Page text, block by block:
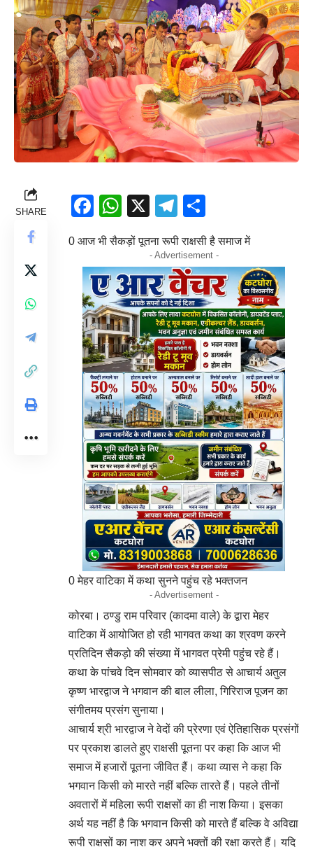
SHARE Facebook
WhatsApp
X Telegram
0 आज भी सैकड़ों पूतना रूपी राक्षसी है समाज में
- Advertisement -
0 मेहर वाटिका में कथा सुनने पहुंच रहे भक्तजन
- Advertisement -
कोरबा। ठण्डु राम परिवार (कादमा वाले) के द्वारा मेहर
वाटिका में आयोजित हो रही भागवत कथा का श्रवण करने
प्रतिदिन सैकड़ो की संख्या में भागवत प्रेमी पहुंच रहे हैं।
कथा के पांचवे दिन सोमवार को व्यासपीठ से आचार्य अतुल
कृष्ण भारद्वाज ने भगवान की बाल लीला, गिरिराज पूजन का
संगीतमय प्रसंग सुनाया।
आचार्य श्री भारद्वाज ने वेदों की प्रेरणा एवं ऐतिहासिक प्रसंगों
पर प्रकाश डालते हुए राक्षसी पूतना पर कहा कि आज भी
समाज में हजारों पूतना जीवित हैं। कथा व्यास ने कहा कि
भगवान किसी को मारते नहीं बल्कि तारते हैं। पहले तीनों
अवतारों में महिला रूपी राक्षसों का ही नाश किया। इसका
अर्थ यह नहीं है कि भगवान किसी को मारते हैं बल्कि वे अविद्या
रूपी राक्षसों का नाश कर अपने भक्तों की रक्षा करते हैं। यदि